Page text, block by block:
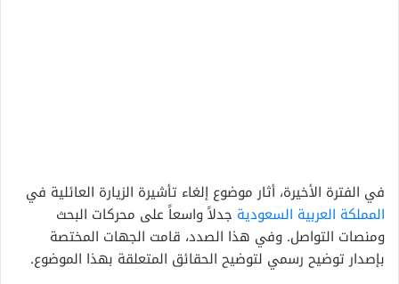
في الفترة الأخيرة، أثار موضوع إلغاء تأشيرة الزيارة العائلية في
المملكة العربية السعودية جدلاً واسعاً على محركات البحث
ومنصات التواصل. وفي هذا الصدد، قامت الجهات المختصة
بإصدار توضيح رسمي لتوضيح الحقائق المتعلقة بهذا الموضوع.